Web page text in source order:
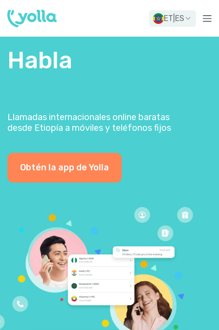
ET ES
Habla
Llamadas internacionales online baratas
desde Etiopía a móviles y teléfonos fijos
Obtén la app de Yolla